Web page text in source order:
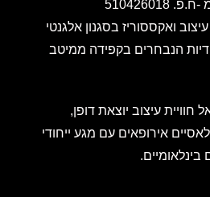
ואקססוריז בסגנון אלגנטי
הנבחרים בקפידה ממיטב
עיצוב יוצאת דופן,
אירופאים עם מגע ייחודי